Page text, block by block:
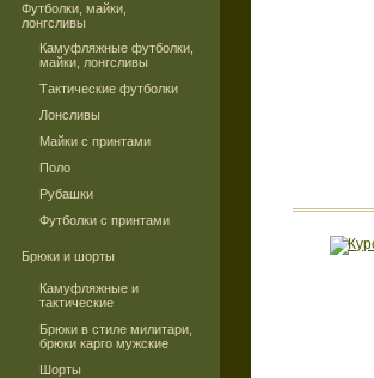
Футболки, майки,
лонгсливы
Камуфляжные футболки,
майки, лонгсливы
Тактические футболки
Лонсливы
Майки с принтами
Поло
Рубашки
Футболки с принтами
Брюки и шорты
Камуфляжные и
тактические
Брюки в стиле милитари,
брюки карго мужские
Шорты